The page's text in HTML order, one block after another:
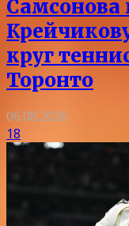
Самсонова
круг
Торонто
06.08.2026
18